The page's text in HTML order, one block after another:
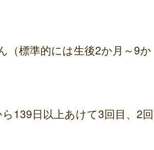
（標準的には生後2か月～9か
139日以上あけて3回目、2回